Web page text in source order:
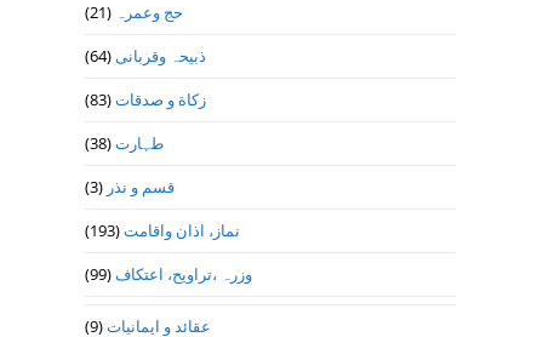
حج وعمرہ (21)
ذبیحہ وقربانی(64)
زکاة و صدقات(83)
طہارت(38)
قسم و نذر (3)
نماز، اذان واقامت(193)
وزرہ ،تراويح، اعتكاف(99)
عقائد و ایمانیات(9)